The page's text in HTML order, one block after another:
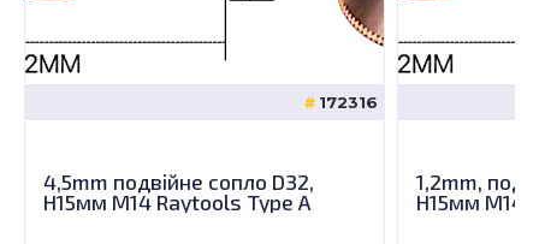
172316
4,5mm подвійне сопло D32,
H15мм M14 Raytools Type A
1,2mm,
H15мм M14